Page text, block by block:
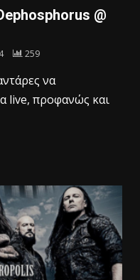
@
259
να
live, προφανώς και